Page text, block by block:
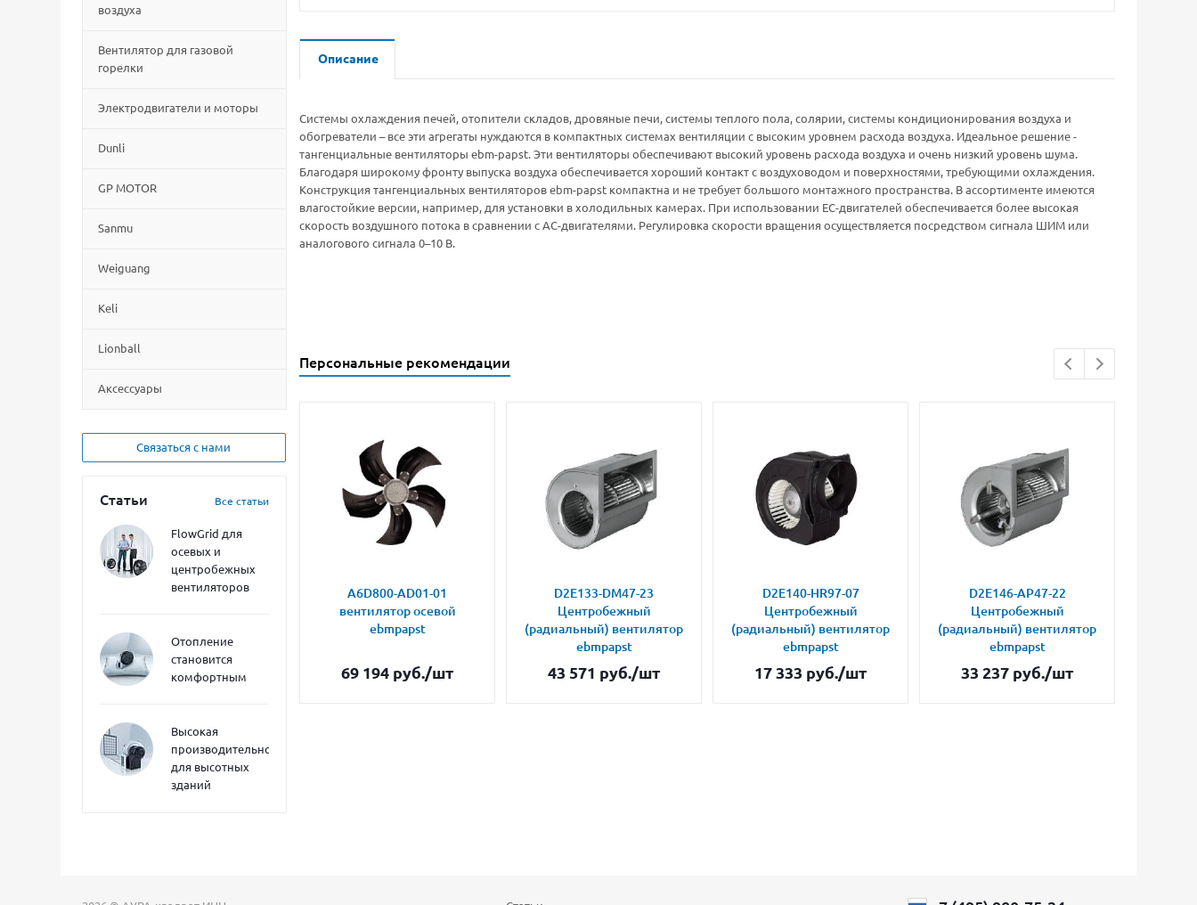
воздуха
Вентилятор для газовой
горелки
Электродвигатели и моторы
Dunli
GP MOTOR
Sanmu
Weiguang
Keli
Lionball
Aксессуары
Связаться с нами
Статьи Все статьи
FlowGrid для
осевых и
центробежных
вентиляторов
Отопление
становится
комфортным
Высокая
производительность
для высотных
зданий
Описание
Системы охлаждения печей, отопители складов, дровяные печи, системы теплого пола, солярии, системы кондиционирования воздуха и
обогреватели – все эти агрегаты нуждаются в компактных системах вентиляции с высоким уровнем расхода воздуха. Идеальное решение -
тангенциальные вентиляторы ebm-papst. Эти вентиляторы обеспечивают высокий уровень расхода воздуха и очень низкий уровень шума.
Благодаря широкому фронту выпуска воздуха обеспечивается хороший контакт с воздуховодом и поверхностями, требующими охлаждения.
Конструкция тангенциальных вентиляторов ebm-papst компактна и не требует большого монтажного пространства. В ассортименте имеются
влагостойкие версии, например, для установки в холодильных камерах. При использовании ЕС-двигателей обеспечивается более высокая
скорость воздушного потока в сравнении с АС-двигателями. Регулировка скорости вращения осуществляется посредством сигнала ШИМ или
аналогового сигнала 0–10 В.
Персональные рекомендации
A6D800-AD01-01
вентилятор осевой
ebmpapst
69 194 руб./шт
D2E133-DM47-23
Центробежный
(радиальный) вентилятор
ebmpapst
43 571 руб./шт
D2E140-HR97-07
Центробежный
(радиальный) вентилятор
ebmpapst
17 333 руб./шт
D2E146-AP47-22
Центробежный
(радиальный) вентилятор
ebmpapst
33 237 руб./шт